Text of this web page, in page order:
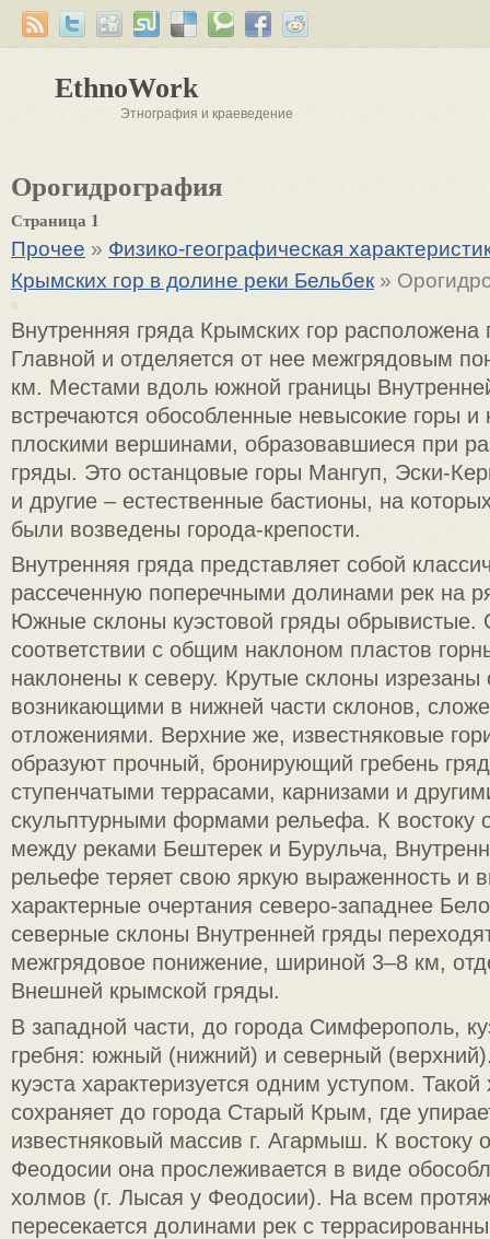
EthnoWork
Этнография и краеведение
Орогидрография
Страница 1
Прочее » Физико-географическая
Крымских гор в долине реки Бельбек »
Внутренняя гряда Крымских гор расположена
Главной и отделяется от нее межгрядовым
км. Местами вдоль южной границы
встречаются обособленные невысокие горы и
плоскими вершинами, образовавшиеся при
гряды. Это останцовые горы Мангуп, Эски-
и другие – естественные бастионы, на
были возведены города-крепости.
Внутренняя гряда представляет собой
рассеченную поперечными долинами рек на
Южные склоны куэстовой гряды обрывистые.
соответствии с общим наклоном пластов
наклонены к северу. Крутые склоны изрезаны
возникающими в нижней части склонов,
отложениями. Верхние же, известняковые
образуют прочный, бронирующий гребень
ступенчатыми террасами, карнизами и
скульптурными формами рельефа. К востоку
между реками Бештерек и Бурульча,
рельефе теряет свою яркую выраженность и
характерные очертания северо-западнее
северные склоны Внутренней гряды
межгрядовое понижение, шириной 3–8 км,
Внешней крымской гряды.
В западной части, до города Симферополь,
гребня: южный (нижний) и северный
куэста характеризуется одним уступом. Такой
сохраняет до города Старый Крым, где
известняковый массив г. Агармыш. К востоку
Феодосии она прослеживается в виде
холмов (г. Лысая у Феодосии). На всем
пересекается долинами рек с